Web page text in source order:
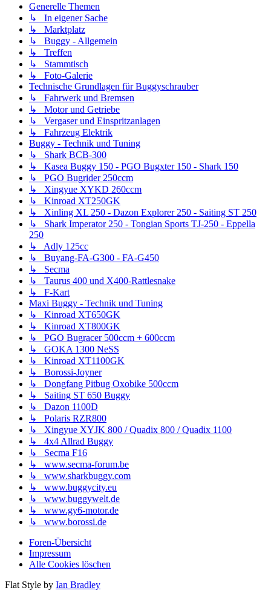
Generelle Themen
↳ In eigener Sache
↳ Marktplatz
↳ Buggy - Allgemein
↳ Treffen
↳ Stammtisch
↳ Foto-Galerie
Technische Grundlagen für Buggyschrauber
↳ Fahrwerk und Bremsen
↳ Motor und Getriebe
↳ Vergaser und Einspritzanlagen
↳ Fahrzeug Elektrik
Buggy - Technik und Tuning
↳ Shark BCB-300
↳ Kasea Buggy 150 - PGO Bugxter 150 - Shark 150
↳ PGO Bugrider 250ccm
↳ Xingyue XYKD 260ccm
↳ Kinroad XT250GK
↳ Xinling XL 250 - Dazon Explorer 250 - Saiting ST 250
↳ Shark Imperator 250 - Tongian Sports TJ-250 - Eppella
250
↳ Adly 125cc
↳ Buyang-FA-G300 - FA-G450
↳ Secma
↳ Taurus 400 und X400-Rattlesnake
↳ F-Kart
Maxi Buggy - Technik und Tuning
↳ Kinroad XT650GK
↳ Kinroad XT800GK
↳ PGO Bugracer 500ccm + 600ccm
↳ GOKA 1300 NeSS
↳ Kinroad XT1100GK
↳ Borossi-Joyner
↳ Dongfang Pitbug Oxobike 500ccm
↳ Saiting ST 650 Buggy
↳ Dazon 1100D
↳ Polaris RZR800
↳ Xingyue XYJK 800 / Quadix 800 / Quadix 1100
↳ 4x4 Allrad Buggy
↳ Secma F16
↳ www.secma-forum.be
↳ www.sharkbuggy.com
↳ www.buggycity.eu
↳ www.buggywelt.de
↳ www.gy6-motor.de
↳ www.borossi.de
Foren-Übersicht
Impressum
Alle Cookies löschen
Flat Style by Ian Bradley